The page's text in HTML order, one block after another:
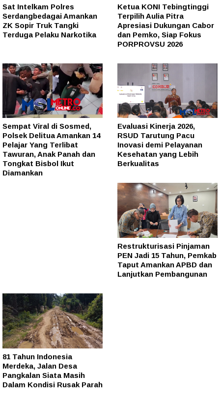
Sat Intelkam Polres
Serdangbedagai Amankan
ZK Sopir Truk Tangki
Terduga Pelaku Narkotika
Ketua KONI Tebingtinggi
Terpilih Aulia Pitra
Apresiasi Dukungan Cabor
dan Pemko, Siap Fokus
PORPROVSU 2026
Sempat Viral di Sosmed,
Polsek Delitua Amankan 14
Pelajar Yang Terlibat
Tawuran, Anak Panah dan
Tongkat Bisbol Ikut
Diamankan
Evaluasi Kinerja 2026,
RSUD Tarutung Pacu
Inovasi demi Pelayanan
Kesehatan yang Lebih
Berkualitas
Restrukturisasi Pinjaman
PEN Jadi 15 Tahun, Pemkab
Taput Amankan APBD dan
Lanjutkan Pembangunan
81 Tahun Indonesia
Merdeka, Jalan Desa
Pangkalan Siata Masih
Dalam Kondisi Rusak Parah